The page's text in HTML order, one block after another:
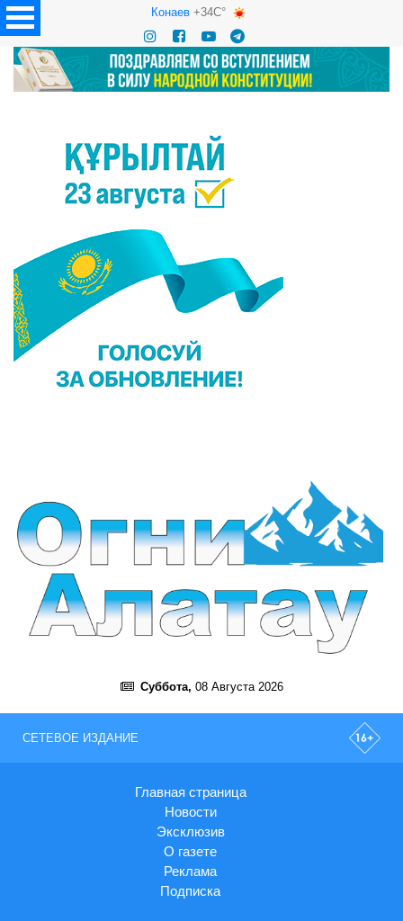
Конаев+34C°
Суббота, 08 Августа 2026
СЕТЕВОЕ ИЗДАНИЕ
Главная страница
Новости
Эксклюзив
О газете
Реклама
Подписка